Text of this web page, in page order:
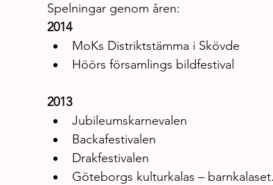
Spelningar genom åren:
2014
MoKs Distriktstämma i Skövde
Höörs församlings bildfestival
2013
Jubileumskarnevalen
Backafestivalen
Drakfestivalen
Göteborgs kulturkalas – barnkalaset.